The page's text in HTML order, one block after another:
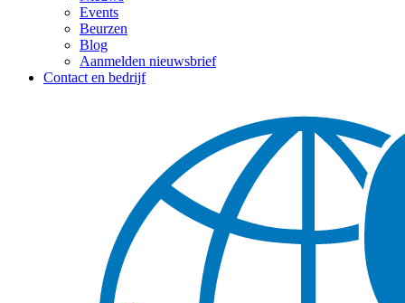
Events
Beurzen
Blog
Aanmelden nieuwsbrief
Contact en bedrijf